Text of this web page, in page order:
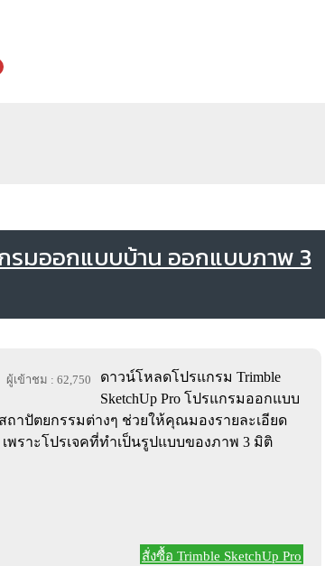
รมออกแบบบ้าน ออกแบบภาพ 3
ผู้เข้าชม : 62,750
ดาวน์โหลดโปรแกรม Trimble
SketchUp Pro โปรแกรมออกแบบ
ถาปัตยกรรมต่างๆ ช่วยให้คุณมองรายละเอียด
พราะโปรเจคที่ทำเป็นรูปแบบของภาพ 3 มิติ
สั่งซื้อ Trimble SketchUp Pro